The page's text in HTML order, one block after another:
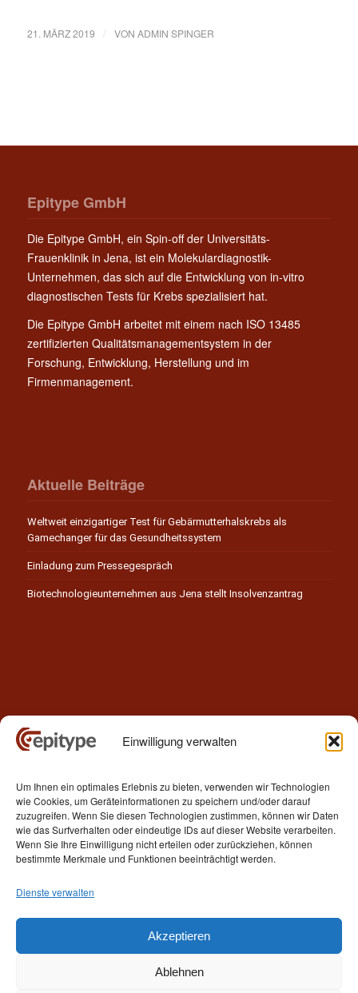
Einwilligung verwalten
Um Ihnen ein optimales Erlebnis zu bieten, verwenden wir Technologien
wie Cookies, um Geräteinformationen zu speichern und/oder darauf
zuzugreifen. Wenn Sie diesen Technologien zustimmen, können wir Daten
wie das Surfverhalten oder eindeutige IDs auf dieser Website verarbeiten.
Wenn Sie Ihre Einwilligung nicht erteilen oder zurückziehen, können
bestimmte Merkmale und Funktionen beeinträchtigt werden.
Dienste verwalten
Akzeptieren
Ablehnen
21. MÄRZ 2019 / VON ADMIN SPINGER
Epitype GmbH
Die Epitype GmbH, ein Spin-off der Universitäts-
Frauenklinik in Jena, ist ein Molekulardiagnostik-
Unternehmen, das sich auf die Entwicklung von in-vitro
diagnostischen Tests für Krebs spezialisiert hat.
Die Epitype GmbH arbeitet mit einem nach ISO 13485
zertifizierten Qualitätsmanagementsystem in der
Forschung, Entwicklung, Herstellung und im
Firmenmanagement.
Aktuelle Beiträge
Weltweit einzigartiger Test für Gebärmutterhalskrebs als
Gamechanger für das Gesundheitssystem
Einladung zum Pressegespräch
Biotechnologieunternehmen aus Jena stellt Insolvenzantrag
Kontakt
Epitype GmbH
Löbstedter Str. 41
07749 Jena
Germany